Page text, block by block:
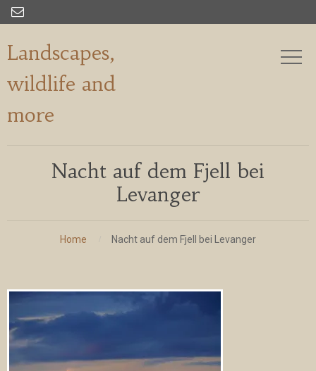

Landscapes,
wildlife and
more
Nacht auf dem Fjell bei
Levanger
Home Nacht auf dem Fjell bei Levanger